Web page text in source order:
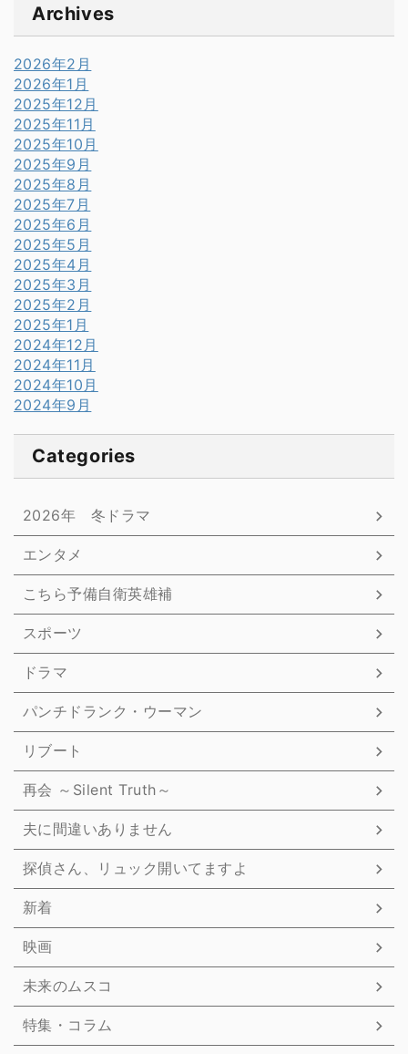
Archives
2026年2月
2026年1月
2025年12月
2025年11月
2025年10月
2025年9月
2025年8月
2025年7月
2025年6月
2025年5月
2025年4月
2025年3月
2025年2月
2025年1月
2024年12月
2024年11月
2024年10月
2024年9月
Categories
2026年 冬ドラマ
エンタメ
こちら予備自衛英雄補
スポーツ
ドラマ
パンチドランク・ウーマン
リブート
再会 ～Silent Truth～
夫に間違いありません
探偵さん、リュック開いてますよ
新着
映画
未来のムスコ
特集・コラム